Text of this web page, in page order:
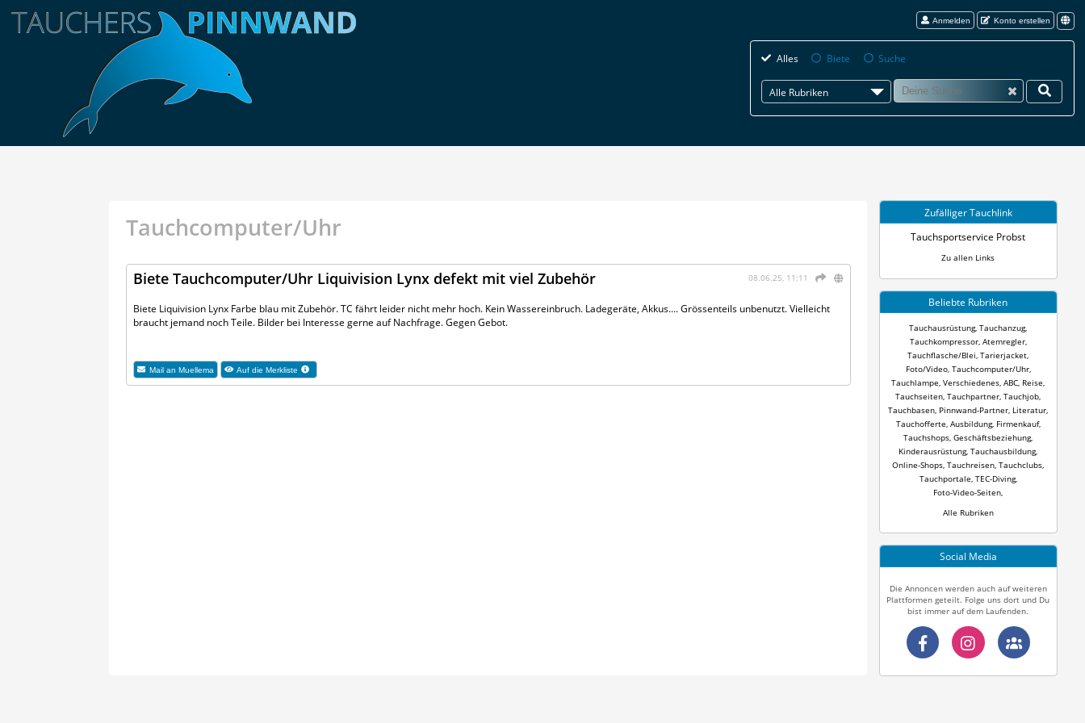
Anmelden Konto erstellen
Alles Biete Suche
Alle Rubriken
Tauchcomputer/Uhr
08.06.25, 11:11
Biete Tauchcomputer/Uhr Liquivision Lynx defekt mit viel Zubehör
Biete Liquivision Lynx Farbe blau mit Zubehör. TC fährt leider nicht mehr hoch. Kein Wassereinbruch. Ladegeräte, Akkus.... Grössenteils unbenutzt. Vielleicht
braucht jemand noch Teile. Bilder bei Interesse gerne auf Nachfrage. Gegen Gebot.
Mail an Muellema Auf die Merkliste
Zufälliger Tauchlink
Tauchsportservice Probst
Zu allen Links
Beliebte Rubriken
Tauchausrüstung, Tauchanzug,
Tauchkompressor, Atemregler,
Tauchflasche/Blei Tarierjacket
Foto/Video, Tauchcomputer/Uhr,
Tauchlampe Verschiedenes ABC Reise
Tauchseiten Tauchpartner Tauchjob
Tauchbasen Pinnwand-Partner Literatur
Tauchofferte Ausbildung, Firmenkauf,
Tauchshops Geschäftsbeziehung,
Kinderausrüstung, Tauchausbildung,
Online-Shops Tauchreisen Tauchclubs
Tauchportale TEC-Diving,
Foto-Video-Seiten
Alle Rubriken
Social Media
Die Annoncen werden auch auf weiteren
Plattformen geteilt. Folge uns dort und Du
bist immer auf dem Laufenden.